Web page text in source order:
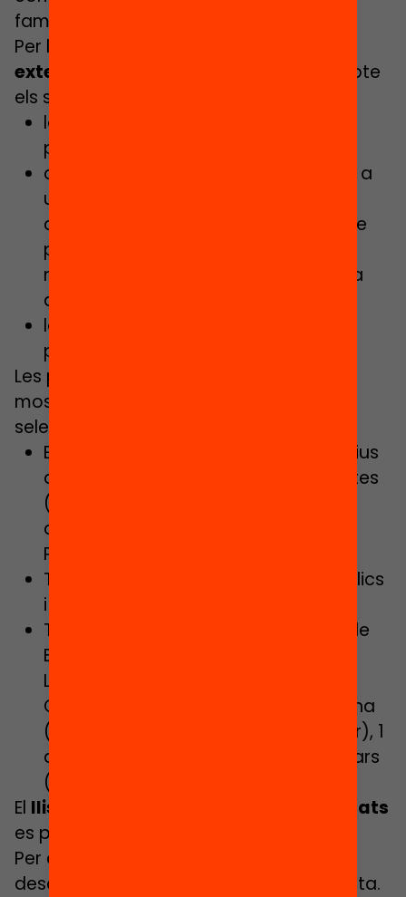
famílies, docents i altres agents).
Per la selecció dels finalistes un
extern
ha tingut especialment en compte
els següents criteris:
la diversitat territorial i dels espais
proposats;
que el canvi dels espais respongués a
una necessitat real en la vida del
centre;- que hi hagués un alt grau de
participació per part de tots els
membres de la comunitat educativa
durant tot el procés;
la sostenibilitat i viabilitat de les
propostes.
Les principals
mostra dels 30 centres educatius
seleccionats són:
Etapa educativa: 20 centres educatius
de Primària i 10 de Secundària o mixtes
(ambdues etapes educatives, i en
alguns casos amb Formació
Professional).
Titularitat: 25 centres educatius públics
i 5 concertats.
Territori: 25 centres de la província de
Barcelona (Rubí, Sabadell, St. Boi de
Llobregat, El Masnou, Vilanova i la
Geltrú, Manlleu, Alpens etc.), 1 a Girona
(Quart), 2 a Lleida (Bovera i Balaguer), 1
a Tarragona (Valls) i 1 a les Illes Balears
(Palma de Mallorca).
El llistat complet de centres seleccionats
es pot consultar
Per a més informació, us podeu
descarregar la
completa.